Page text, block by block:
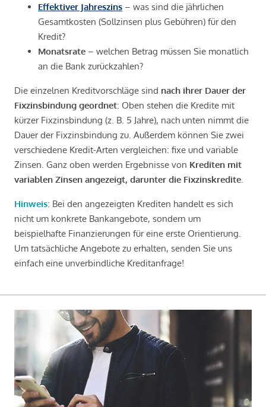
Effektiver Jahreszins – was sind die jährlichen
Gesamtkosten (Sollzinsen plus Gebühren) für den
Kredit?
Monatsrate – welchen Betrag müssen Sie monatlich
an die Bank zurückzahlen?
Die einzelnen Kreditvorschläge sind nach ihrer Dauer der
Fixzinsbindung geordnet: Oben stehen die Kredite mit
kürzer Fixzinsbindung (z. B. 5 Jahre), nach unten nimmt die
Dauer der Fixzinsbindung zu. Außerdem können Sie zwei
verschiedene Kredit-Arten vergleichen: fixe und variable
Zinsen. Ganz oben werden Ergebnisse von Krediten mit
variablen Zinsen angezeigt, darunter die Fixzinskredite
Hinweis: Bei den angezeigten Krediten handelt es sich
nicht um konkrete Bankangebote, sondern um
beispielhafte Finanzierungen für eine erste Orientierung.
Um tatsächliche Angebote zu erhalten, senden Sie uns
einfach eine unverbindliche Kreditanfrage!